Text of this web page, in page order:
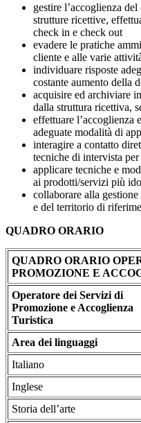
gestire l’accoglienza
strutture ricettive,
check in e check out
evadere le pratiche
cliente e alle varie
individuare risposte
costante aumento della
acquisire ed archiviare
dalla struttura ricettiva,
effettuare l’accoglienza
adeguate modalità di
interagire a contatto
tecniche di intervista
applicare tecniche e
ai prodotti/servizi più
collaborare alla
e del territorio di
QUADRO ORARIO
QUADRO ORARIO
PROMOZIONE E
Operatore dei Servizi di
Promozione e Accoglienza
Turistica
Area dei linguaggi
Italiano
Inglese
Storia dell’arte